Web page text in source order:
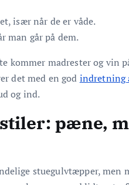
især når de er våde.
man går på dem.
kommer madrester og
det med en god indretning
og ind.
pæne,
stuegulvtæpper, men